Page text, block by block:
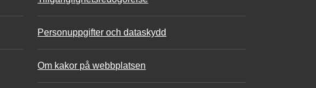
Personuppgifter och dataskydd
Om kakor på webbplatsen